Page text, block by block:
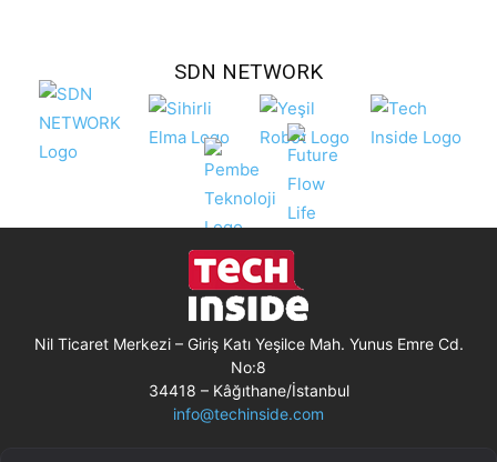
SDN NETWORK
Nil Ticaret Merkezi – Giriş Katı Yeşilce Mah. Yunus Emre Cd.
No:8
34418 – Kâğıthane/İstanbul
info@techinside.com